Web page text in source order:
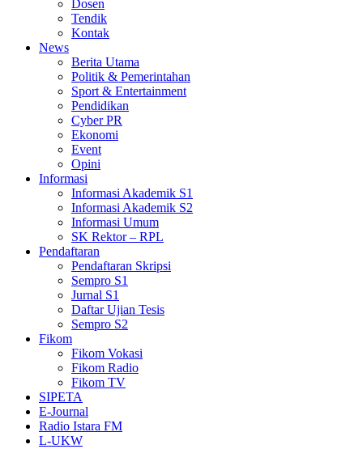
Dosen
Tendik
Kontak
News
Berita Utama
Politik & Pemerintahan
Sport & Entertainment
Pendidikan
Cyber PR
Ekonomi
Event
Opini
Informasi
Informasi Akademik S1
Informasi Akademik S2
Informasi Umum
SK Rektor – RPL
Pendaftaran
Pendaftaran Skripsi
Sempro S1
Jurnal S1
Daftar Ujian Tesis
Sempro S2
Fikom
Fikom Vokasi
Fikom Radio
Fikom TV
SIPETA
E-Journal
Radio Istara FM
L-UKW